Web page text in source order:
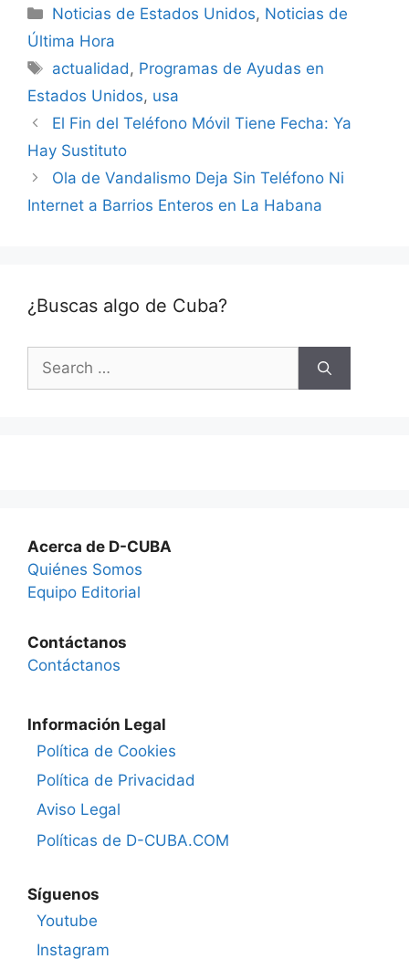
Categories
Noticias de Estados Unidos, Noticias de
Última Hora
Tags
actualidad, Programas de Ayudas en
Estados Unidos, usa
El Fin del Teléfono Móvil Tiene Fecha: Ya
Hay Sustituto
Ola de Vandalismo Deja Sin Teléfono Ni
Internet a Barrios Enteros en La Habana
¿Buscas algo de Cuba?
Search
for:
Acerca de D-CUBA
Quiénes Somos
Equipo Editorial
Contáctanos
Contáctanos
Información Legal
Política de Cookies
Política de Privacidad
Aviso Legal
Políticas de D-CUBA.COM
Síguenos
Youtube
Instagram